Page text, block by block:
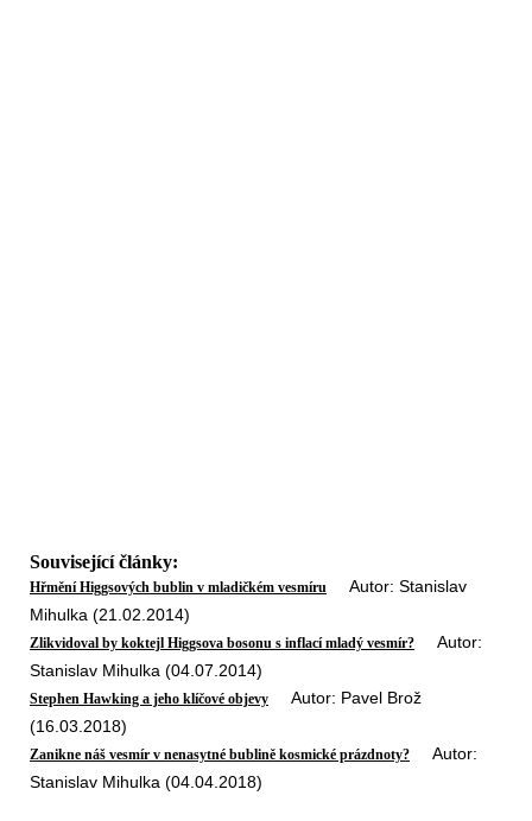
Související články:
Hřmění Higgsových bublin v mladičkém vesmíru Autor: Stanislav
Mihulka (21.02.2014)
Zlikvidoval by koktejl Higgsova bosonu s inflací mladý vesmír? Autor:
Stanislav Mihulka (04.07.2014)
Stephen Hawking a jeho klíčové objevy Autor: Pavel Brož
(16.03.2018)
Zanikne náš vesmír v nenasytné bublině kosmické prázdnoty? Autor:
Stanislav Mihulka (04.04.2018)